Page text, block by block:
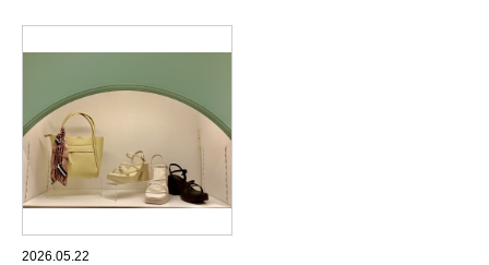
2026.05.22